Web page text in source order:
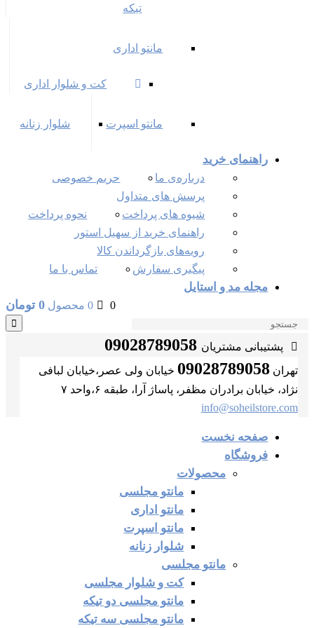
تیکه
مانتو اداری
کت و شلوار اداری
مانتو اسپرت شلوار زنانه
راهنمای خرید
درباره‌ی ما
حریم خصوصی
پرسش های متداول
شیوه های پرداخت
نحوه پرداخت
راهنمای خرید از سهیل استور
رویه‌های بازگرداندن کالا
پیگیری سفارش
تماس با ما
مجله مد و استایل
0 0 محصول 0 تومان
پشتیبانی مشتریان
تهران 09028789058 خیابان ولی عصر،خیابان لبافی
نژاد، خیابان برادران مظفر، پاساژ آرا، طبقه ۶،واحد ۷
info@soheilstore.com
صفحه نخست
فروشگاه
محصولات
مانتو مجلسی
مانتو اداری
مانتو اسپرت
شلوار زنانه
مانتو مجلسی
کت و شلوار مجلسی
مانتو مجلسی دو تیکه
مانتو مجلسی سه تیکه